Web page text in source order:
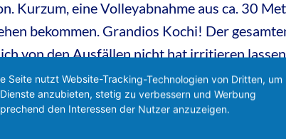
Kurzum, eine Volleyabnahme aus ca. 30
bekommen. Grandios Kochi! Der
von den Ausfällen nicht hat irritieren
ist, sodass man letztlich sehr verdient mit
ersten Auswärtsspiel der Saison. Dies wird
Seite nutzt Website-Tracking-Technologien von Dritten, um
anzubieten, stetig zu verbessern und Werbung
den Interessen der Nutzer anzuzeigen.